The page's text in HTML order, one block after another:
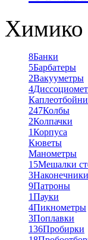
Химико
8Банки
5Барбатеры
2Вакууметры
4
247Колбы
2Колпачки
1Корпуса
Кюветы
Манометры
15Мешалки
3Наконечники
9Патроны
1Пауки
4Пикнометры
3Поплавки
136Пробирки